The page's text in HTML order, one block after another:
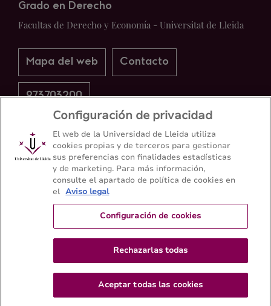
Grado en Derecho
Facultas de Derecho y Economía - Universitat de Lleida
Mapa del web Contacto
973703200
Configuración de privacidad
El web de la Universidad de Lleida utiliza
cookies propias y de terceros para gestionar
sus preferencias con finalidades estadísticas
y de marketing. Para más información,
consulte el apartado de política de cookies en
el Aviso legal
Configuración de cookies
Rechazarlas todas
Aceptar todas las cookies